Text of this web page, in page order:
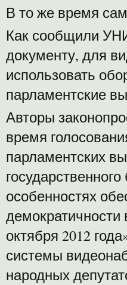
В то же время сам
Как сообщили
документу, для
использовать
парламентские
Авторы
время
парламентских
особенностях
октября 2012
системы
народных